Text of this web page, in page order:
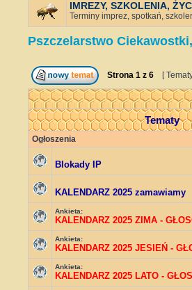
IMREZY, SZKOLENIA,
Terminy imprez, spotkań,
Pszczelarstwo
Strona 1 z 6 [
Tematy
Ogłoszenia
Blokady IP
KALENDARZ 2025 zamawiamy
Ankieta:
KALENDARZ 2025 ZIMA -
Ankieta:
KALENDARZ 2025 JESIEŃ -
Ankieta:
KALENDARZ 2025 LATO -